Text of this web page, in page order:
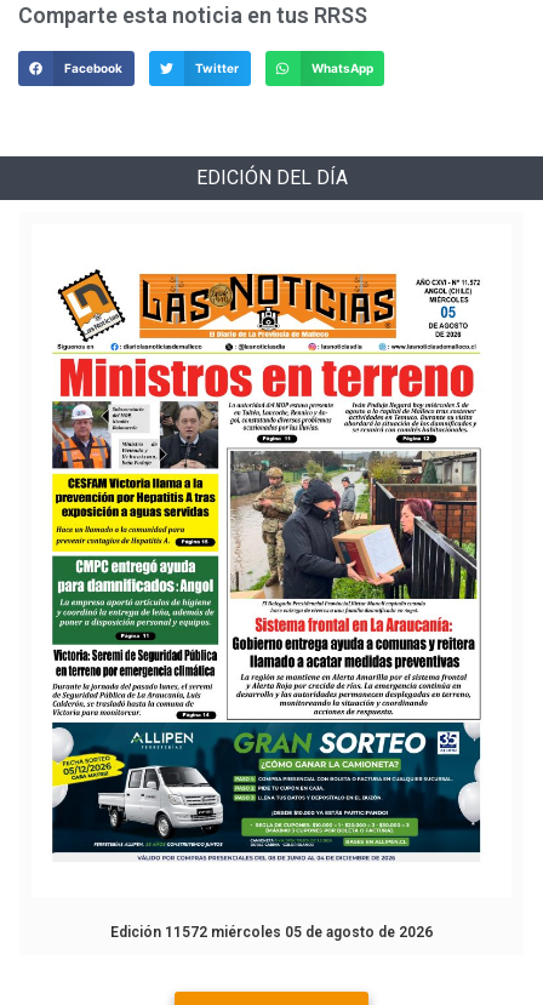
Comparte esta noticia en tus RRSS
Facebook Twitter WhatsApp
EDICIÓN DEL DÍA
Edición 11572 miércoles 05 de agosto de 2026